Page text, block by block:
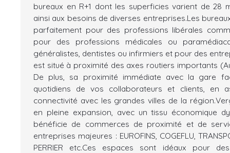
bureaux en R+1 dont les superficies varient de 28
ainsi aux besoins de diverses entreprises.Les
parfaitement pour des professions libérales
pour des professions médicales ou
généralistes, dentistes ou infirmiers et pour des
est situé à proximité des axes routiers importants
De plus, sa proximité immédiate avec la gare
quotidiens de vos collaborateurs et clients, en
connectivité avec les grandes villes de la
en pleine expansion, avec un tissu économique
bénéficie de commerces de proximité et de
entreprises majeures : EUROFINS, COGEFLU,
PERRIER etc.Ces espaces sont idéaux pour